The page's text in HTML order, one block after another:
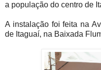
a população do centro de
A instalação foi feita na
de Itaguaí, na Baixada